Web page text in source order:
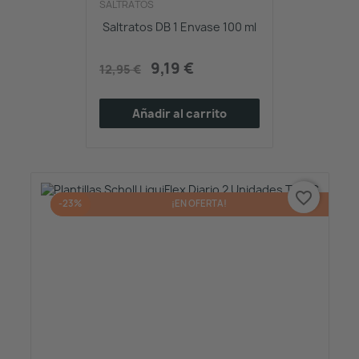
SALTRATOS
Saltratos DB 1 Envase 100 ml
12,95 € 9,19 €
Añadir al carrito
¡EN OFERTA!
-23% favorite_border